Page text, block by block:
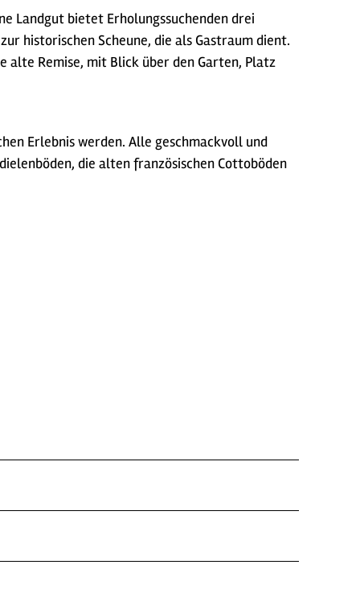
Landgut bietet Erholungssuchenden drei
historischen Scheune, die als Gastraum dient.
alte Remise, mit Blick über den Garten, Platz
Erlebnis werden. Alle geschmackvoll und
die alten französischen Cottoböden